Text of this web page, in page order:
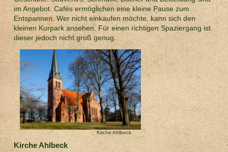
im Angebot. Cafés ermöglichen eine kleine Pause zum
Entspannen. Wer nicht einkaufen möchte, kann sich den
kleinen Kurpark ansehen. Für einen richtigen Spaziergang ist
dieser jedoch nicht groß genug.
Kirche Ahlbeck
Kirche Ahlbeck